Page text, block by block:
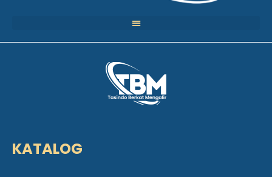
KATALOG